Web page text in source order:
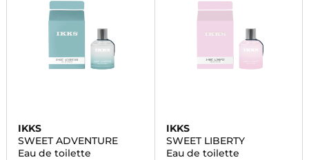
IKKS
SWEET ADVENTURE
Eau de toilette
IKKS
SWEET LIBERTY
Eau de toilette